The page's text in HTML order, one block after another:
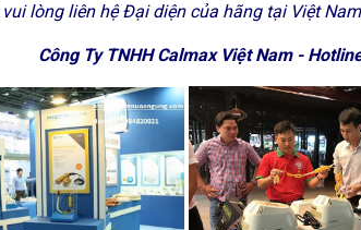
liên hệ Đại diện của hãng tại Việt
Công Ty TNHH Calmax Việt Nam -